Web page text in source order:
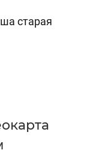
старая